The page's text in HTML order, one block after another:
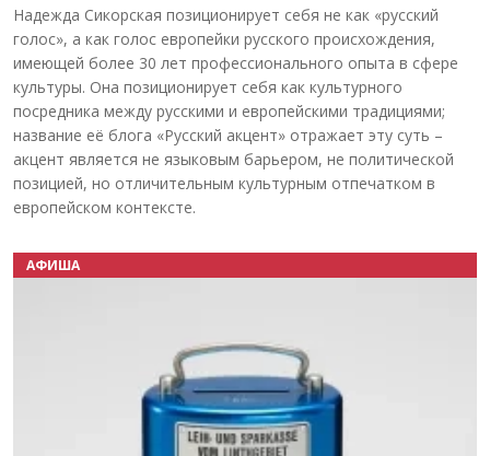
Надежда Сикорская позиционирует себя не как «русский
голос», а как голос европейки русского происхождения,
имеющей более 30 лет профессионального опыта в сфере
культуры. Она позиционирует себя как культурного
посредника между русскими и европейскими традициями;
название её блога «Русский акцент» отражает эту суть –
акцент является не языковым барьером, не политической
позицией, но отличительным культурным отпечатком в
европейском контексте.
АФИША